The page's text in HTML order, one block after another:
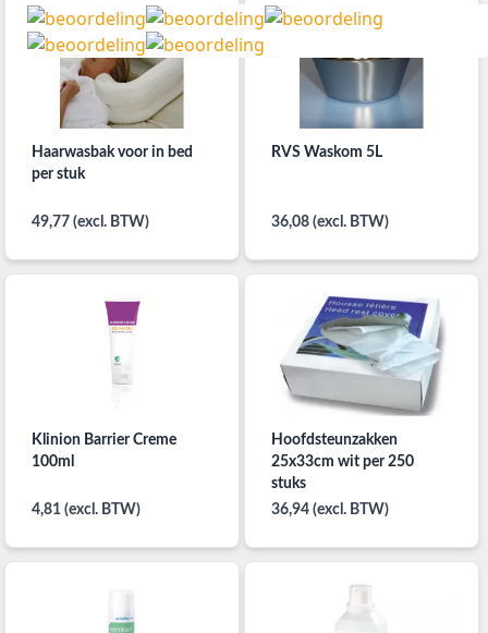
Haarwasbak voor in bed
per stuk
49,77 (excl. BTW)
RVS Waskom 5L
36,08 (excl. BTW)
Klinion Barrier Creme
100ml
4,81 (excl. BTW)
Hoofdsteunzakken
25x33cm wit per 250
stuks
36,94 (excl. BTW)